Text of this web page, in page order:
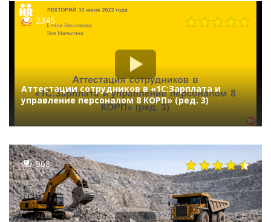
2345
Аттестации сотрудников в «1С:Зарплата и
управление персоналом 8 КОРП» (ред. 3)
968